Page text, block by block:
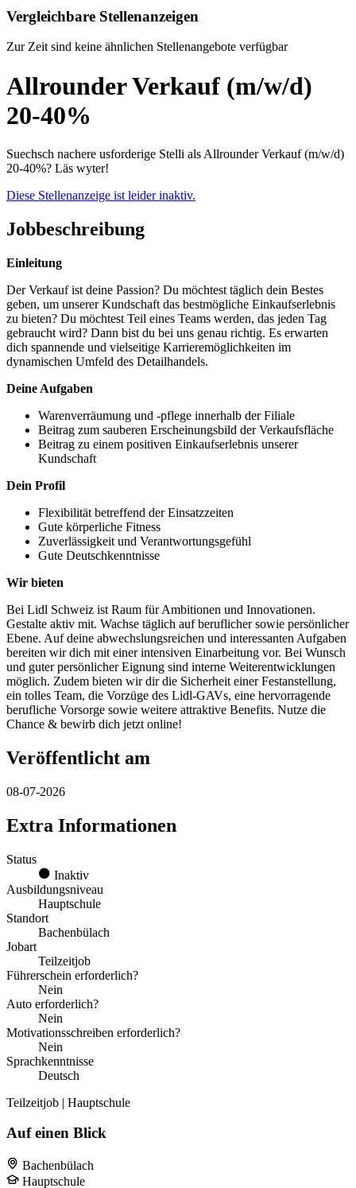
Vergleichbare Stellenanzeigen
Zur Zeit sind keine ähnlichen Stellenangebote verfügbar
Allrounder Verkauf (m/w/d)
20-40%
Suechsch nachere usforderige Stelli als Allrounder Verkauf (m/w/d)
20-40%? Läs wyter!
Diese Stellenanzeige ist leider inaktiv.
Jobbeschreibung
Einleitung
Der Verkauf ist deine Passion? Du möchtest täglich dein Bestes
geben, um unserer Kundschaft das bestmögliche Einkaufserlebnis
zu bieten? Du möchtest Teil eines Teams werden, das jeden Tag
gebraucht wird? Dann bist du bei uns genau richtig. Es erwarten
dich spannende und vielseitige Karrieremöglichkeiten im
dynamischen Umfeld des Detailhandels.
Deine Aufgaben
Warenverräumung und -pflege innerhalb der Filiale
Beitrag zum sauberen Erscheinungsbild der Verkaufsfläche
Beitrag zu einem positiven Einkaufserlebnis unserer
Kundschaft
Dein Profil
Flexibilität betreffend der Einsatzzeiten
Gute körperliche Fitness
Zuverlässigkeit und Verantwortungsgefühl
Gute Deutschkenntnisse
Wir bieten
Bei Lidl Schweiz ist Raum für Ambitionen und Innovationen.
Gestalte aktiv mit. Wachse täglich auf beruflicher sowie persönlicher
Ebene. Auf deine abwechslungsreichen und interessanten Aufgaben
bereiten wir dich mit einer intensiven Einarbeitung vor. Bei Wunsch
und guter persönlicher Eignung sind interne Weiterentwicklungen
möglich. Zudem bieten wir dir die Sicherheit einer Festanstellung,
ein tolles Team, die Vorzüge des Lidl-GAVs, eine hervorragende
berufliche Vorsorge sowie weitere attraktive Benefits. Nutze die
Chance & bewirb dich jetzt online!
Veröffentlicht am
08-07-2026
Extra Informationen
Status
Inaktiv
Ausbildungsniveau
Hauptschule
Standort
Bachenbülach
Jobart
Teilzeitjob
Führerschein erforderlich?
Nein
Auto erforderlich?
Nein
Motivationsschreiben erforderlich?
Nein
Sprachkenntnisse
Deutsch
Teilzeitjob | Hauptschule
Auf einen Blick
Bachenbülach
Hauptschule